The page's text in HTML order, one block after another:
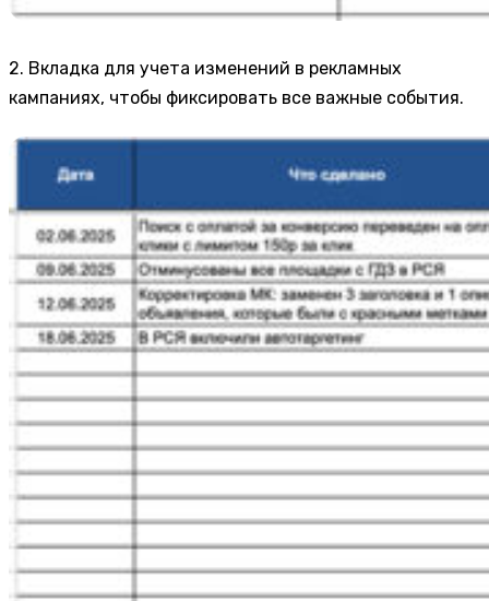
2. Вкладка для учета изменений в рекламных
кампаниях, чтобы фиксировать все важные события.